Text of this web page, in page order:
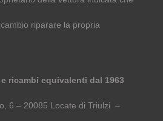
riparare la propria
ricambi equivalenti dal 1963
6 – 20085 Locate di Triulzi –